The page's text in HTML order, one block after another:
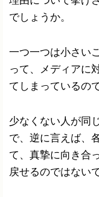
でしょうか。
一つ一つは小さい
って、メディアに
てしまっているの
少なくない人が同
で、逆に言えば、
て、真摯に向き合
戻せるのではない